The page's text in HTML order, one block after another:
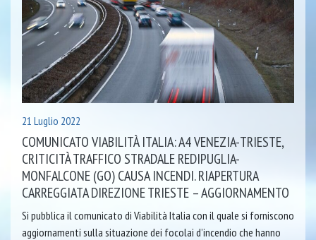
21 Luglio 2022
COMUNICATO VIABILITÀ ITALIA: A4 VENEZIA-TRIESTE,
CRITICITÀ TRAFFICO STRADALE REDIPUGLIA-
MONFALCONE (GO) CAUSA INCENDI. RIAPERTURA
CARREGGIATA DIREZIONE TRIESTE – AGGIORNAMENTO
Si pubblica il comunicato di Viabilità Italia con il quale si forniscono
aggiornamenti sulla situazione dei focolai d’incendio che hanno